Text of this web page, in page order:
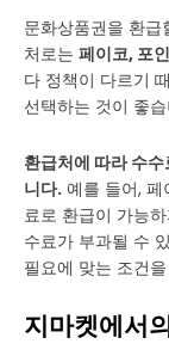
문화상품권을 환
처로는 페이코, 포
다 정책이 다르기
선택하는 것이 좋
환급처에 따라 수
니다. 예를 들어,
료로 환급이 가능
수료가 부과될 수
필요에 맞는 조건
지마켓에서